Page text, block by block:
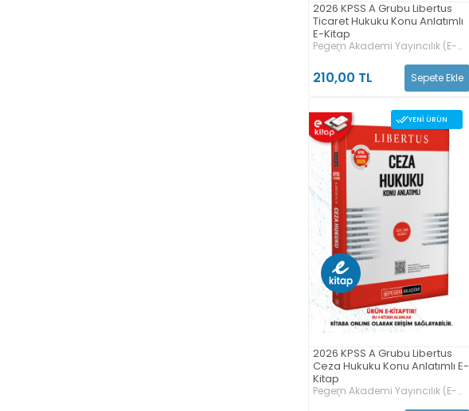
2026 KPSS A Grubu Libertus
Ticaret Hukuku Konu Anlatımlı
E-Kitap
Pegem Akademi Yayıncılık (E-
Kitap)
210,00 TL Sepete Ekle
YENI ÜRÜN
2026 KPSS A Grubu Libertus
Ceza Hukuku Konu Anlatımlı E-
Kitap
Pegem Akademi Yayıncılık (E-
Kitap)